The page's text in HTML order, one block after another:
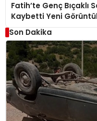
Fatih’te Genç Bıçaklı
Kaybetti Yeni
Son Dakika